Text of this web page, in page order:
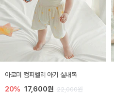
아로미 컴피벨리 아기 실내복
20% 17,600원 22,000원